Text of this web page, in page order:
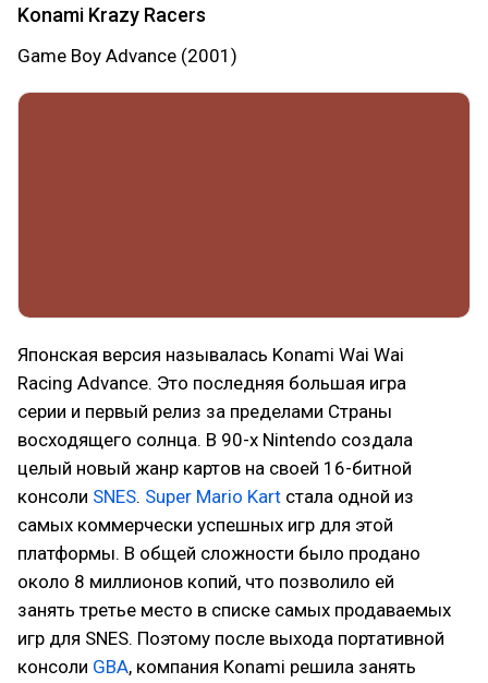
Konami Krazy Racers
Game Boy Advance (2001)
Японская версия называлась Konami Wai Wai
Racing Advance. Это последняя большая игра
серии и первый релиз за пределами Страны
восходящего солнца. В 90-х Nintendo создала
целый новый жанр картов на своей 16-битной
консоли SNES. Super Mario Kart стала одной из
самых коммерчески успешных игр для этой
платформы. В общей сложности было продано
около 8 миллионов копий, что позволило ей
занять третье место в списке самых продаваемых
игр для SNES. Поэтому после выхода портативной
консоли GBA, компания Konami решила занять